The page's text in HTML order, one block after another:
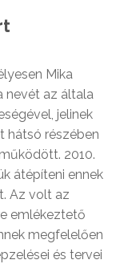
Mika
nevét az általa
jelinek
hátsó részében
2010.
átépíteni ennek
Az volt az
emlékeztető
megfelelően
és tervei